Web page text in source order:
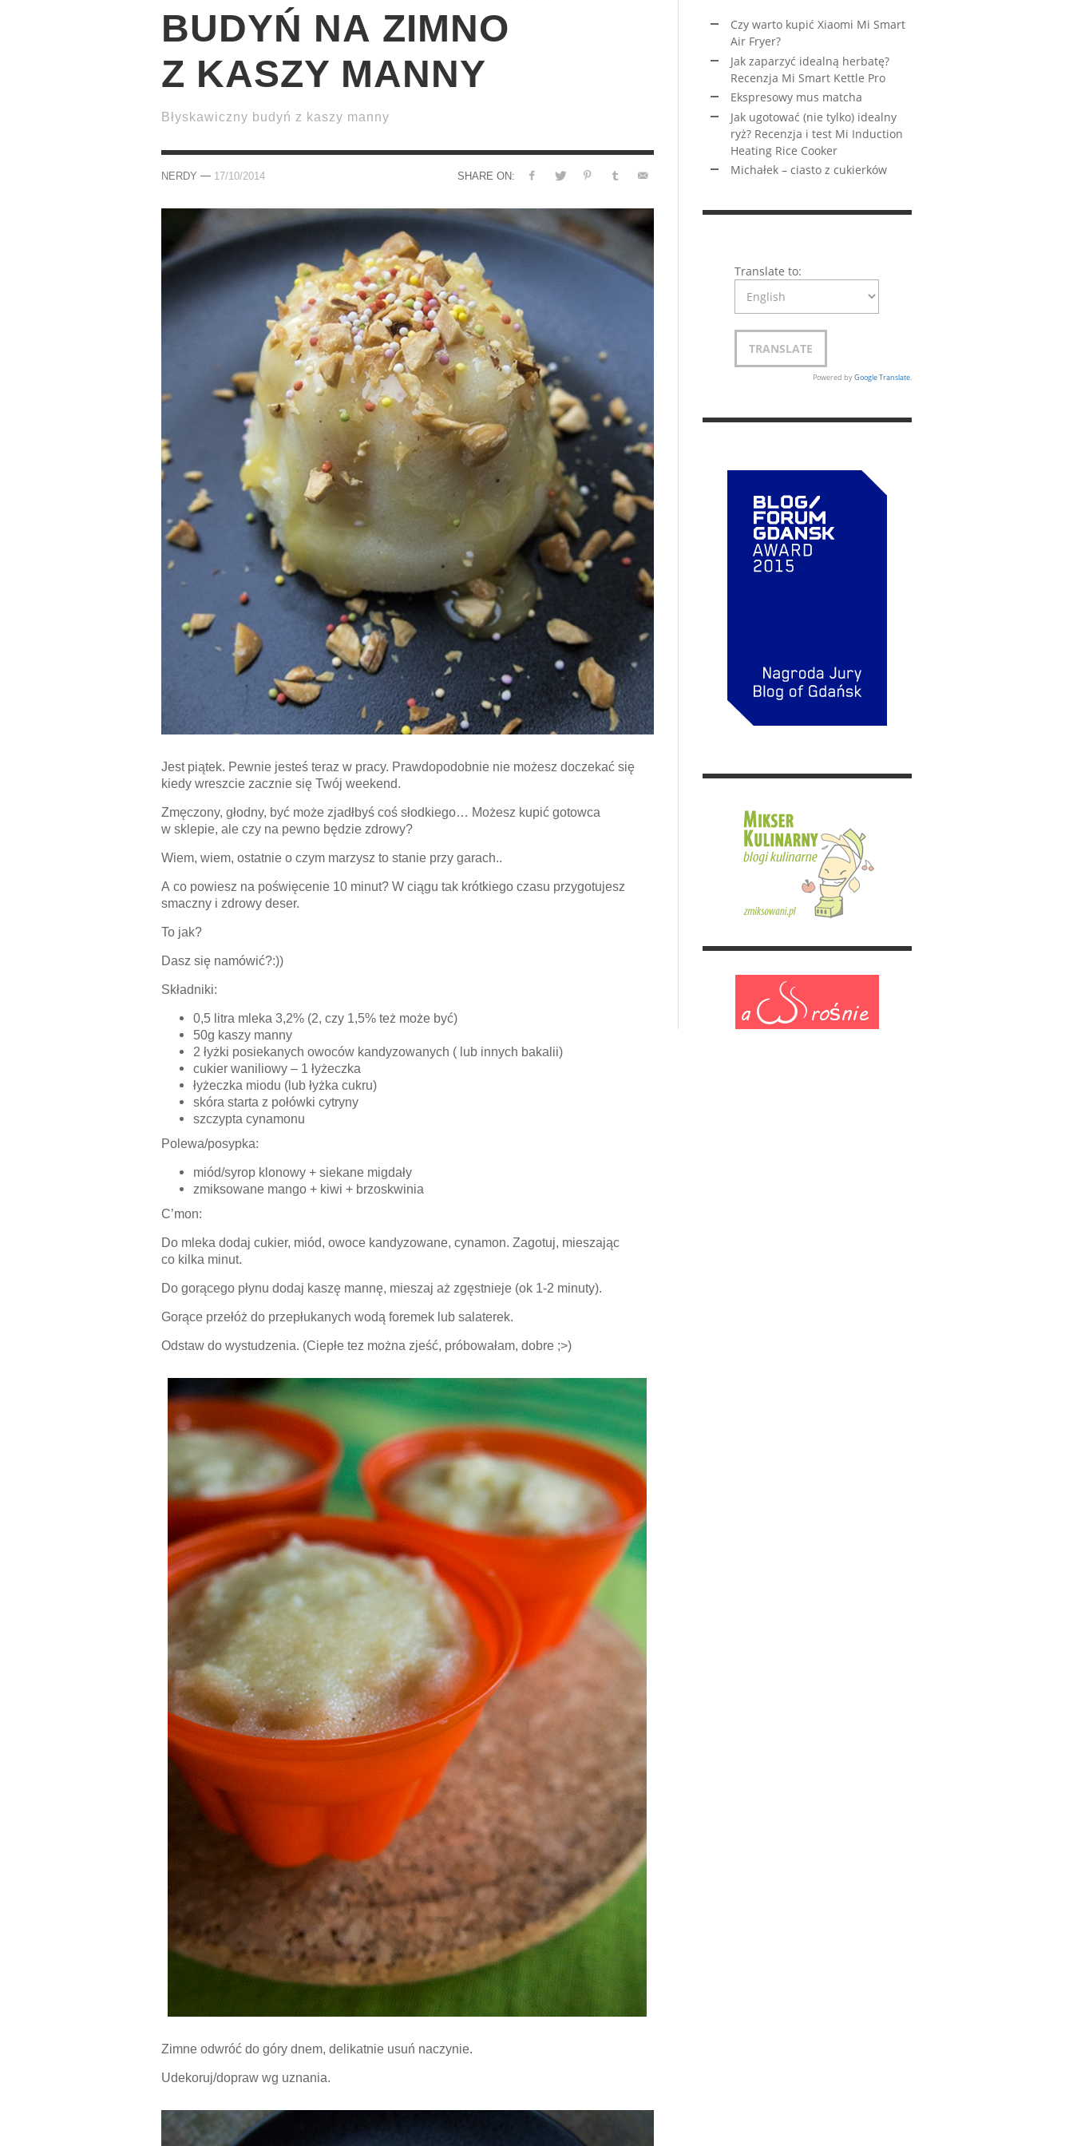
BUDYŃ NA ZIMNO
Z KASZY MANNY
Błyskawiczny budyń z kaszy manny
SHARE ON:
NERDY — 17/10/2014
Jest piątek. Pewnie jesteś teraz w pracy. Prawdopodobnie nie możesz doczekać się
kiedy wreszcie zacznie się Twój weekend.
Zmęczony, głodny, być może zjadłbyś coś słodkiego… Możesz kupić gotowca
w sklepie, ale czy na pewno będzie zdrowy?
Wiem, wiem, ostatnie o czym marzysz to stanie przy garach..
A co powiesz na poświęcenie 10 minut? W ciągu tak krótkiego czasu przygotujesz
smaczny i zdrowy deser.
To jak?
Dasz się namówić?:))
Składniki:
0,5 litra mleka 3,2% (2, czy 1,5% też może być)
50g kaszy manny
2 łyżki posiekanych owoców kandyzowanych ( lub innych bakalii)
cukier waniliowy – 1 łyżeczka
łyżeczka miodu (lub łyżka cukru)
skóra starta z połówki cytryny
szczypta cynamonu
Polewa/posypka:
miód/syrop klonowy + siekane migdały
zmiksowane mango + kiwi + brzoskwinia
C’mon:
Do mleka dodaj cukier, miód, owoce kandyzowane, cynamon. Zagotuj, mieszając
co kilka minut.
Do gorącego płynu dodaj kaszę mannę, mieszaj aż zgęstnieje (ok 1-2 minuty).
Gorące przełóż do przepłukanych wodą foremek lub salaterek.
Odstaw do wystudzenia. (Ciepłe tez można zjeść, próbowałam, dobre ;>)
Zimne odwróć do góry dnem, delikatnie usuń naczynie.
Udekoruj/dopraw wg uznania.
Czy warto kupić Xiaomi Mi Smart
Air Fryer?
Jak zaparzyć idealną herbatę?
Recenzja Mi Smart Kettle Pro
Ekspresowy mus matcha
Jak ugotować (nie tylko) idealny
ryż? Recenzja i test Mi Induction
Heating Rice Cooker
Michałek – ciasto z cukierków
Translate to:
Powered byGoogle Translate.